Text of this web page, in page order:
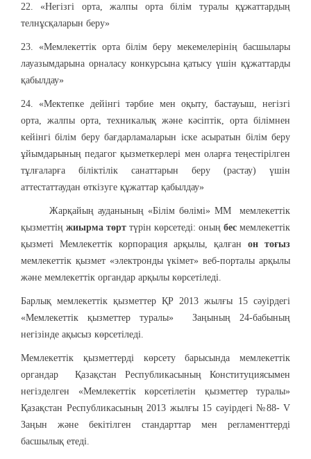
22. «Негізгі орта, жалпы орта білім туралы құжаттардың
телнұсқаларын беру»
23. «Мемлекеттік орта білім беру мекемелерінің басшылары
лауазымдарына орналасу конкурсына қатысу үшін құжаттарды
қабылдау»
24. «Мектепке дейінгі тәрбие мен оқыту, бастауыш, негізгі
орта, жалпы орта, техникалық және кәсіптік, орта білімнен
кейінгі білім беру бағдарламаларын іске асыратын білім беру
ұйымдарының педагог қызметкерлері мен оларға теңестірілген
тұлғаларға біліктілік санаттарын беру (растау) үшін
аттестаттаудан өткізуге құжаттар қабылдау»
Жарқайың ауданының «Білім бөлімі» ММ мемлекеттік
қызметтің жиырма төрт түрін көрсетеді: оның бес мемлекеттік
қызметі Мемлекеттік корпорация арқылы, қалған он тоғыз
мемлекеттік қызмет «электронды үкімет» веб-порталы арқылы
және мемлекеттік органдар арқылы көрсетіледі.
Барлық мемлекеттік қызметтер ҚР 2013 жылғы 15 сәуірдегі
«Мемлекеттік қызметтер туралы» Заңының 24-бабының
негізінде ақысыз көрсетіледі.
Мемлекеттік қызметтерді көрсету барысында мемлекеттік
органдар Қазақстан Республикасының Конституциясымен
негізделген «Мемлекеттік көрсетілетін қызметтер туралы»
Қазақстан Республикасының 2013 жылғы 15 сәуірдегі №88- V
Заңын және бекітілген стандарттар мен регламенттерді
басшылық етеді.